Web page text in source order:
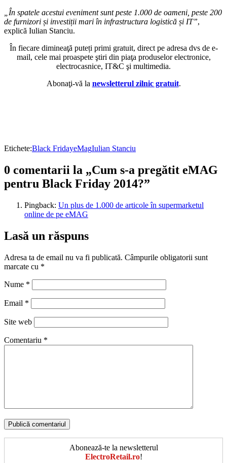
„În spatele acestui eveniment sunt peste 1.000 de oameni, peste 200
de furnizori și investiții mari în infrastructura logistică și IT”,
explică Iulian Stanciu.
În fiecare dimineaţă puteți primi gratuit, direct pe adresa dvs de e-
mail, cele mai proaspete ştiri din piaţa produselor electronice,
electrocasnice, IT&C şi multimedia.
Abonaţi-vă la newsletterul zilnic gratuit.
Etichete:Black FridayeMagIulian Stanciu
0 comentarii la „Cum s-a pregătit eMAG
pentru Black Friday 2014?”
Pingback: Un plus de 1.000 de articole în supermarketul
online de pe eMAG
Lasă un răspuns
Adresa ta de email nu va fi publicată. Câmpurile obligatorii sunt
marcate cu *
Nume *
Email *
Site web
Comentariu *
Abonează-te la newsletterul
ElectroRetail.ro!